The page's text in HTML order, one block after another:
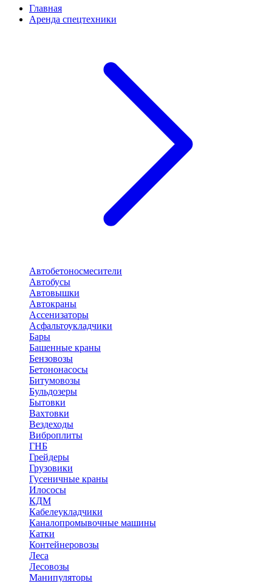
Главная
Аренда спецтехники
Автобетоносмесители
Автобусы
Автовышки
Автокраны
Ассенизаторы
Асфальтоукладчики
Бары
Башенные краны
Бензовозы
Бетононасосы
Битумовозы
Бульдозеры
Бытовки
Вахтовки
Вездеходы
Виброплиты
ГНБ
Грейдеры
Грузовики
Гусеничные краны
Илососы
КДМ
Кабелеукладчики
Каналопромывочные машины
Катки
Контейнеровозы
Леса
Лесовозы
Манипуляторы